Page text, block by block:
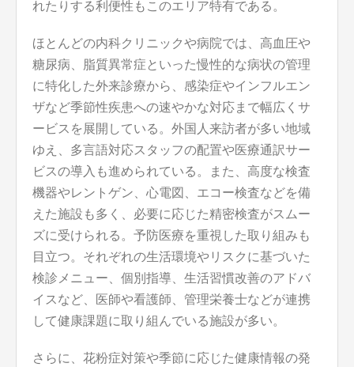
れたりする利便性もこのエリア特有である。
ほとんどの内科クリニックや病院では、高血圧や
糖尿病、脂質異常症といった慢性的な病状の管理
に特化した外来診療から、感染症やインフルエン
ザなど季節性疾患への速やかな対応まで幅広くサ
ービスを展開している。外国人来訪者が多い地域
ゆえ、多言語対応スタッフの配置や医療通訳サー
ビスの導入も進められている。また、高度な検査
機器やレントゲン、心電図、エコー検査などを備
えた施設も多く、必要に応じた精密検査がスムー
ズに受けられる。予防医療を重視した取り組みも
目立つ。それぞれの生活環境やリスクに基づいた
検診メニュー、個別指導、生活習慣改善のアドバ
イスなど、医師や看護師、管理栄養士などが連携
して健康課題に取り組んでいる施設が多い。
さらに、花粉症対策や季節に応じた健康情報の発